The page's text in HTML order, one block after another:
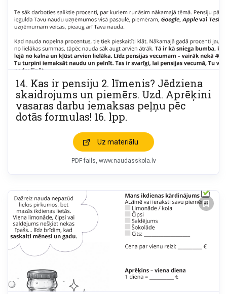
14. Kas ir pensiju 2. līmenis? Jēdziena
skaidrojums un piemērs. Uzd. Aprēķini
vasaras darbu iemaksas peļņu pēc
dotās formulas! 16. lpp.
Uz materiālu
PDF fails www.naudasskola.lv